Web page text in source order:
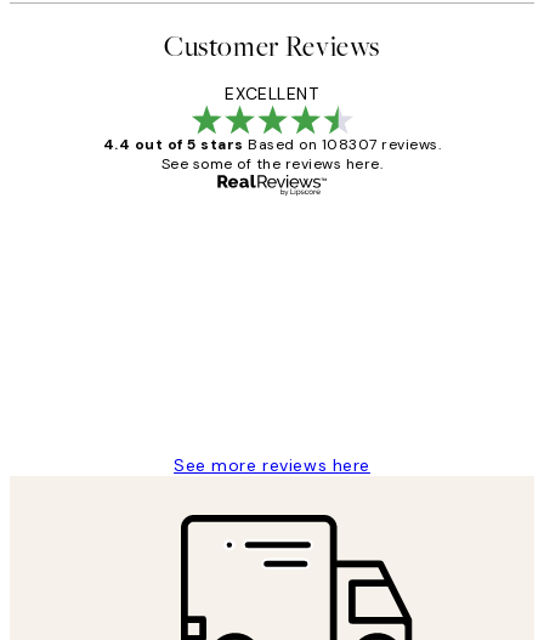
Customer Reviews
EXCELLENT
4.4 out of 5 stars Based on 108307 reviews.
See some of the reviews here.
See more reviews here